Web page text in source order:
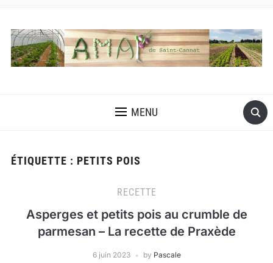
MENU
ÉTIQUETTE : PETITS POIS
RECETTE
Asperges et petits pois au crumble de
parmesan – La recette de Praxède
6 juin 2023 by Pascale